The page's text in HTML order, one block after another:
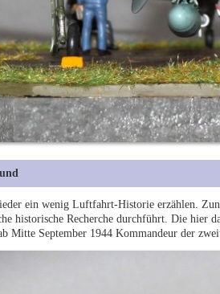
ein wenig Luftfahrt-Historie erzählen.
historische Recherche durchführt. Die hier
Mitte September 1944 Kommandeur der